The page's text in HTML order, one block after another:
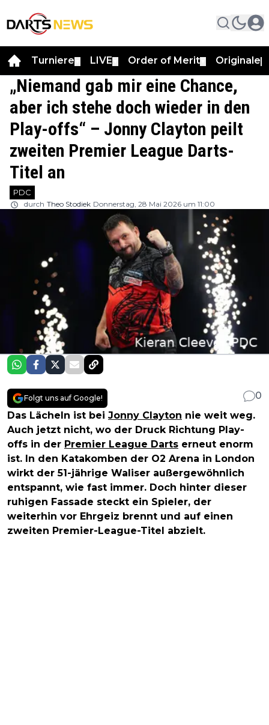
Turniere LIVE Order of Merit Originale
„Niemand gab mir eine Chance,
aber ich stehe doch wieder in den
Play-offs“ – Jonny Clayton peilt
zweiten Premier League Darts-
Titel an
PDC
durch Theo Stodiek Donnerstag, 28 Mai 2026 um 11:00
Folgt uns auf Google!
0
Das Lächeln ist bei Jonny Clayton nie weit weg.
Auch jetzt nicht, wo der Druck Richtung Play-
offs in der Premier League Darts erneut enorm
ist. In den Katakomben der O2 Arena in London
wirkt der 51-jährige Waliser außergewöhnlich
entspannt, wie fast immer. Doch hinter dieser
ruhigen Fassade steckt ein Spieler, der
weiterhin vor Ehrgeiz brennt und auf einen
zweiten Premier-League-Titel abzielt.